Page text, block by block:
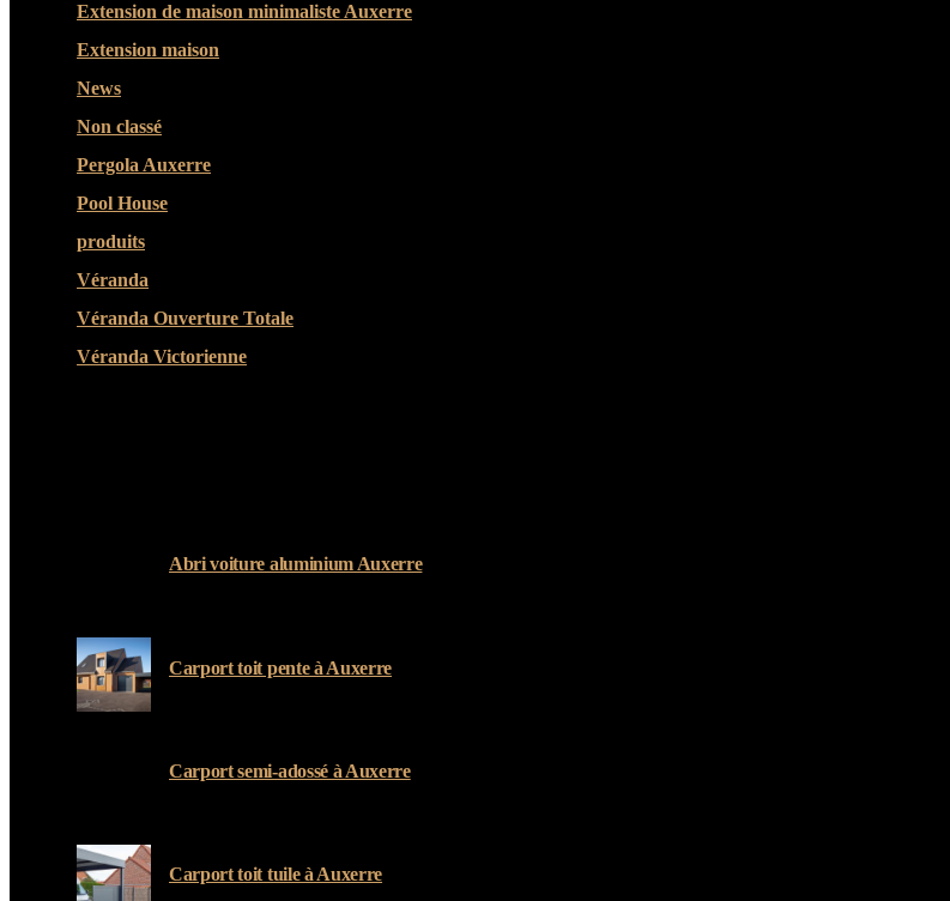
Extension de maison minimaliste Auxerre
Extension maison
News
Non classé
Pergola Auxerre
Pool House
produits
Véranda
Véranda Ouverture Totale
Véranda Victorienne
Abri voiture aluminium Auxerre
Carport toit pente à Auxerre
Carport semi-adossé à Auxerre
Carport toit tuile à Auxerre